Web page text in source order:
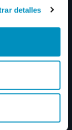
detalles